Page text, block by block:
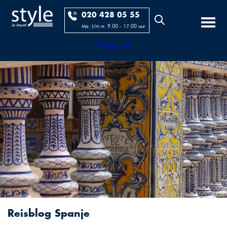
020 428 05 55
Ma. t/m vr. 9.00 - 17.00 uur
Trustpilot
Reisblog Spanje